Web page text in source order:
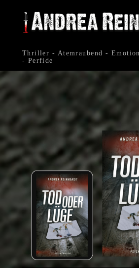
contentThriller - Atemraubend -
- Perfide